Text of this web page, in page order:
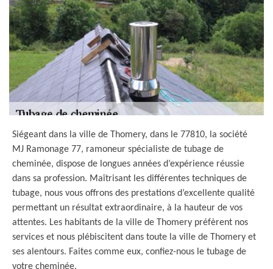
Siégeant dans la ville de Thomery, dans le 77810, la société
MJ Ramonage 77, ramoneur spécialiste de tubage de
cheminée, dispose de longues années d’expérience réussie
dans sa profession. Maîtrisant les différentes techniques de
tubage, nous vous offrons des prestations d’excellente qualité
permettant un résultat extraordinaire, à la hauteur de vos
attentes. Les habitants de la ville de Thomery préfèrent nos
services et nous plébiscitent dans toute la ville de Thomery et
ses alentours. Faites comme eux, confiez-nous le tubage de
votre cheminée.